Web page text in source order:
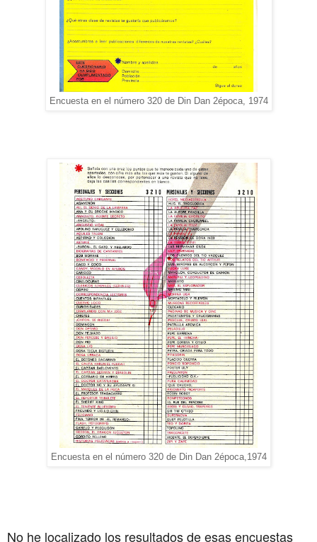
Encuesta en el número 320 de Din Dan 2época, 1974
Encuesta en el número 320 de Din Dan 2época,1974
No he localizado los resultados de esas encuestas